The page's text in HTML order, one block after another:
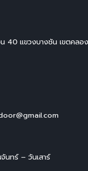
40 แขวงบางชัน เขตคลอ
นทร์ – วันเสาร์